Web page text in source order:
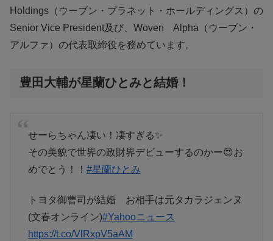
Holdings（ウーブン・プラネット・ホールディングス）の
Senior Vice President及び、Woven Alpha（ウーブン・
アルファ）の代表取締役を務めています。
豊田大輔が星蘭ひとみと結婚！
せーらちゃん凄い！凄すぎる✨
その美貌で世界の政財界デビューするのかー😍お
めでとう！！ #星蘭ひとみ
トヨタ御曹司が結婚 お相手は元タカラジェンヌ
(文春オンライン)#Yahooニュース
https://t.co/VlRxpV5aAM